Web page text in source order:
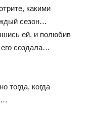
какими
сезон…
ей, и полюбив
создала…
тогда, когда